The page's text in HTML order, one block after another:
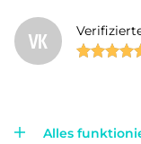
VK
Alles